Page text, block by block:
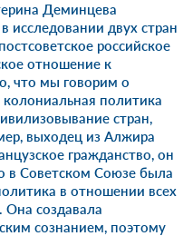
Деминцева
исследовании двух стран
российское
отношение к
что мы говорим о
политика
стран,
выходец из Алжира
гражданство, он
в Советском Союзе была
в отношении всех
Она создавала
сознанием, поэтому